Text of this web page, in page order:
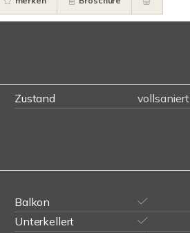
Zustand
vollsaniert
Balkon
Unterkellert